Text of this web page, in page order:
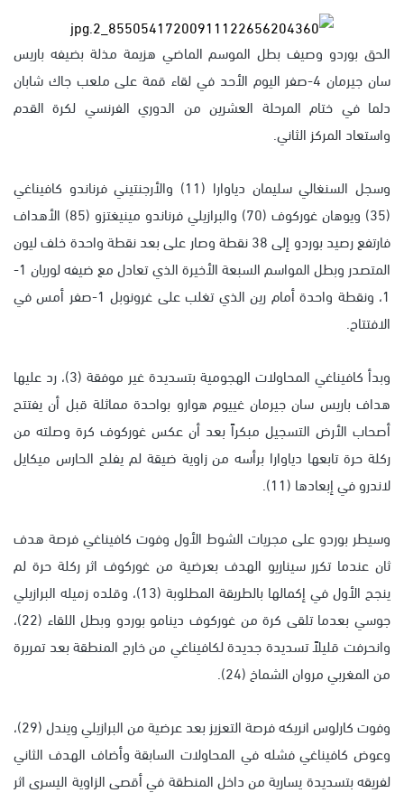
الحق بوردو وصيف بطل الموسم الماضي هزيمة مذلة بضيفه باريس
سان جيرمان 4-صفر اليوم الأحد في لقاء قمة على ملعب جاك شابان
دلما في ختام المرحلة العشرين من الدوري الفرنسي لكرة القدم
واستعاد المركز الثاني.
وسجل السنغالي سليمان دياوارا (11) والأرجنتيني فرناندو كافيناغي
(35) ويوهان غوركوف (70) والبرازيلي فرناندو مينيغتزو (85) الأهداف
فارتفع رصيد بوردو إلى 38 نقطة وصار على بعد نقطة واحدة خلف ليون
المتصدر وبطل المواسم السبعة الأخيرة الذي تعادل مع ضيفه لوريان 1-
1، ونقطة واحدة أمام رين الذي تغلب على غرونوبل 1-صفر أمس في
الافتتاح.
وبدأ كافيناغي المحاولات الهجومية بتسديدة غير موفقة (3)، رد عليها
هداف باريس سان جيرمان غييوم هوارو بواحدة مماثلة قبل أن يفتتح
أصحاب الأرض التسجيل مبكراً بعد أن عكس غوركوف كرة وصلته من
ركلة حرة تابعها دياوارا برأسه من زاوية ضيقة لم يفلح الحارس ميكايل
لاندرو في إبعادها (11).
وسيطر بوردو على مجريات الشوط الأول وفوت كافيناغي فرصة هدف
ثان عندما تكرر سيناريو الهدف بعرضية من غوركوف اثر ركلة حرة لم
ينجح الأول في إكمالها بالطريقة المطلوبة (13)، وقلده زميله البرازيلي
جوسي بعدما تلقى كرة من غوركوف دينامو بوردو وبطل اللقاء (22)،
وانحرفت قليلاً تسديدة جديدة لكافيناغي من خارج المنطقة بعد تمريرة
من المغربي مروان الشماخ (24).
وفوت كارلوس انريكه فرصة التعزيز بعد عرضية من البرازيلي ويندل (29)،
وعوض كافيناغي فشله في المحاولات السابقة وأضاف الهدف الثاني
لفريقه بتسديدة يسارية من داخل المنطقة في أقصى الزاوية اليسرى اثر